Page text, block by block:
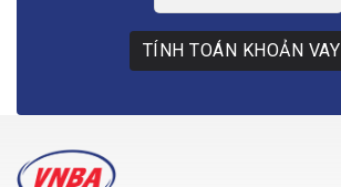
TÍNH TOÁN KHOẢN VAY